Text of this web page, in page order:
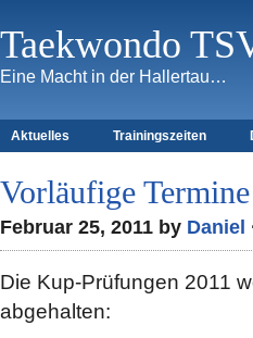
Taekwondo
Eine Macht in der Hallertau…
Aktuelles Trainingszeiten
Vorläufige
Februar 25, 2011 by Daniel
Die Kup-Prüfungen 2011
abgehalten: